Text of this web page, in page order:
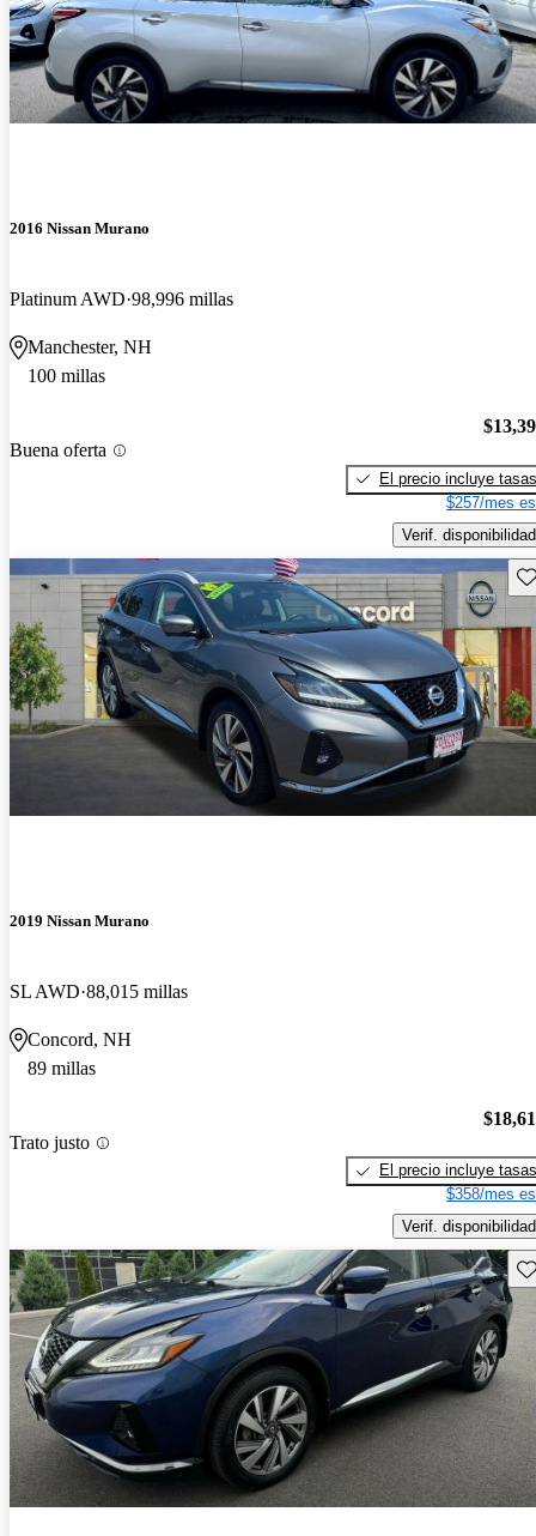
2016 Nissan Murano
Platinum AWD 98,996 millas
Manchester, NH
100 millas
Buena oferta
El precio incluye tasas
$257/mes
Verif. disponibilidad
2019 Nissan Murano
SL AWD 88,015 millas
Concord, NH
89 millas
Trato justo
El precio incluye tasas
$358/mes
Verif. disponibilidad